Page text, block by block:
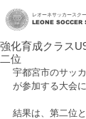
レオーネサッカースク
LEONE SOCCER
強化育成クラス
二位
宇都宮市のサッ
が参加する大会
結果は、第二位